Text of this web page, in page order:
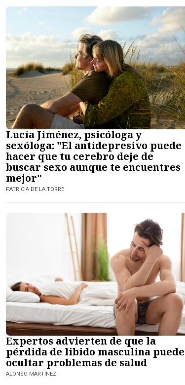
Lucía Jiménez, psicóloga y
sexóloga: "El antidepresivo puede
hacer que tu cerebro deje de
buscar sexo aunque te encuentres
mejor"
PATRICIA DE LA TORRE
Expertos advierten de que la
pérdida de libido masculina puede
ocultar problemas de salud
ALONSO MARTÍNEZ